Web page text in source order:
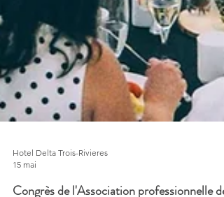
Hotel Delta Trois-Rivieres